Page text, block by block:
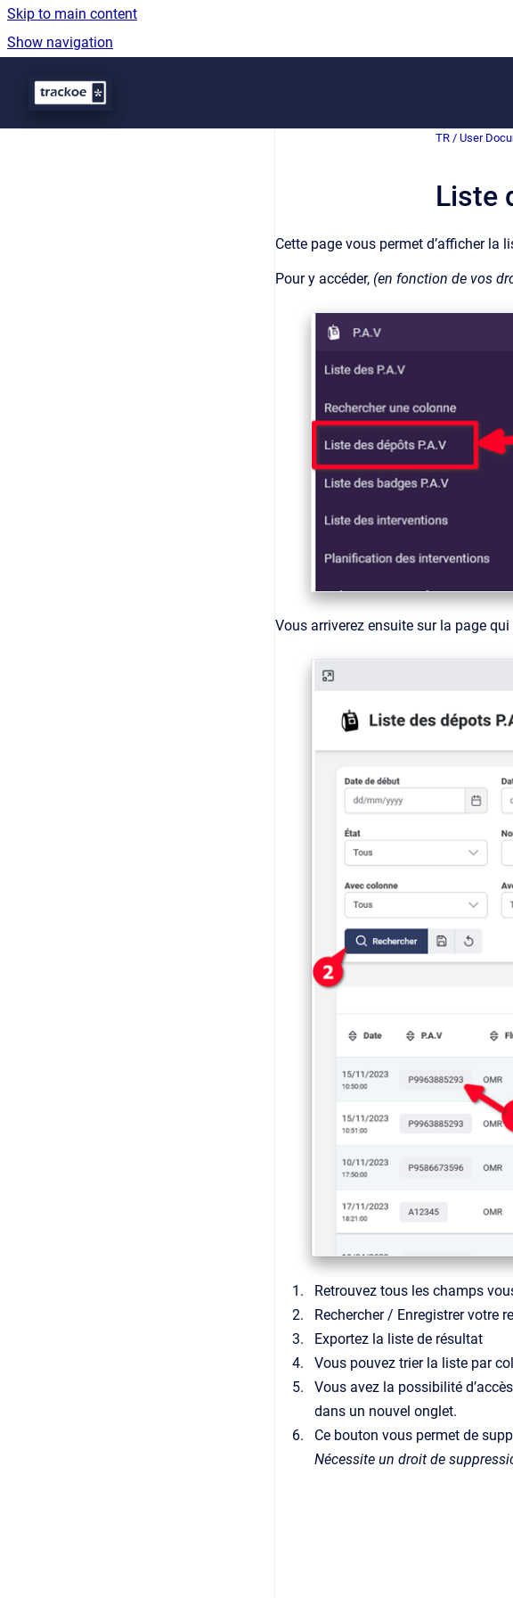
Skip to main content
Show navigation
TR / User
Liste
Cette page vous permet d’afficher la
Pour y accéder, (en fonction de vos
Vous arriverez ensuite sur la page
Retrouvez tous les champs
Rechercher / Enregistrer votre
Exportez la liste de résultat
Vous pouvez trier la liste par
Vous avez la possibilité
dans un nouvel onglet.
Ce bouton vous permet de
Nécessite un droit de